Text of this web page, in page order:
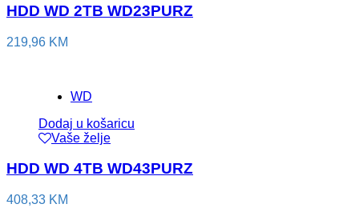
HDD WD 2TB WD23PURZ
219,96 KM
WD
Dodaj u košaricu
Vaše želje
HDD WD 4TB WD43PURZ
408,33 KM